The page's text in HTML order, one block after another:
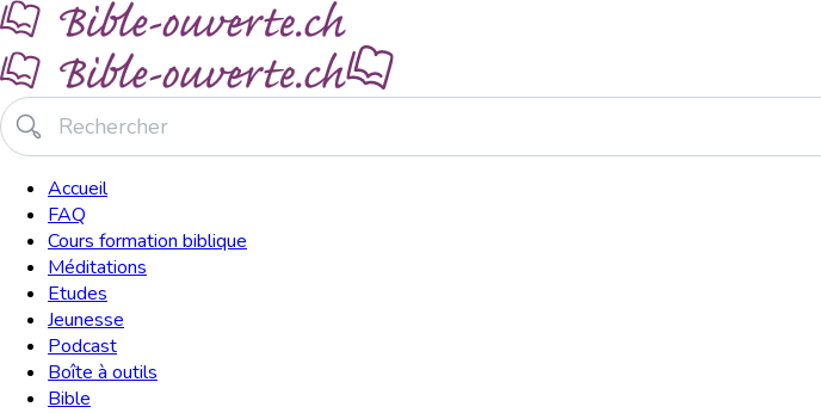
Accueil
FAQ
Cours formation biblique
Méditations
Etudes
Jeunesse
Podcast
Boîte à outils
Bible